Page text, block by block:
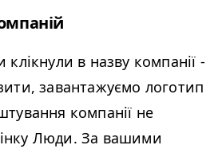
в назву компанії -
завантажуємо логотип
компанії не
Люди. За вашими